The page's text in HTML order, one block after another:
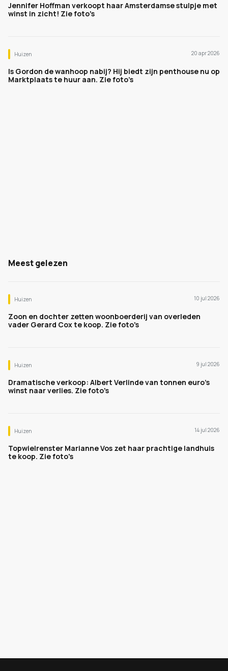
Jennifer Hoffman verkoopt haar Amsterdamse stulpje met
winst in zicht! Zie foto's
Huizen 20 apr 2026
Is Gordon de wanhoop nabij? Hij biedt zijn penthouse nu op
Marktplaats te huur aan. Zie foto’s
Meest gelezen
Huizen 10 jul 2026
Zoon en dochter zetten woonboerderij van overleden
vader Gerard Cox te koop. Zie foto's
Huizen 9 jul 2026
Dramatische verkoop: Albert Verlinde van tonnen euro's
winst naar verlies. Zie foto's
Huizen 14 jul 2026
Topwielrenster Marianne Vos zet haar prachtige landhuis
te koop. Zie foto's